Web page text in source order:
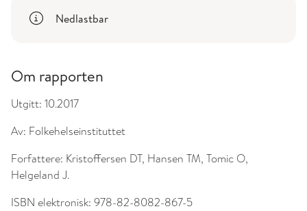
Nedlastbar
Om rapporten
Utgitt: 10.2017
Av: Folkehelseinstituttet
Forfattere: Kristoffersen DT, Hansen TM, Tomic O,
Helgeland J.
ISBN elektronisk: 978-82-8082-867-5